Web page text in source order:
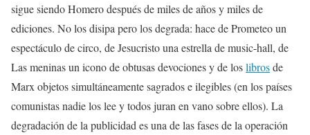
sigue siendo Homero después de miles de años y miles de
ediciones. No los disipa pero los degrada: hace de Prometeo un
espectáculo de circo, de Jesucristo una estrella de music-hall, de
Las meninas un icono de obtusas devociones y de loslibrosde
Marx objetos simultáneamente sagrados e ilegibles (en los países
comunistas nadie los lee y todos juran en vano sobre ellos). La
degradación de la publicidad es una de las fases de la operación